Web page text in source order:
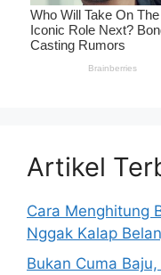
Artikel
Cara Menghitung
Nggak Kalap
Bukan Cuma